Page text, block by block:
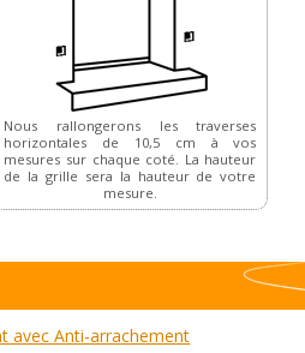
Nous rallongerons les traverses
horizontales de 10,5 cm à vos
mesures sur chaque coté. La hauteur
de la grille sera la hauteur de votre
mesure.
avec Anti-arrachement